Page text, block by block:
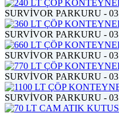
SURVİVOR PARKURU - 03
SURVİVOR PARKURU - 03
SURVİVOR PARKURU - 03
SURVİVOR PARKURU - 03
SURVİVOR PARKURU - 03